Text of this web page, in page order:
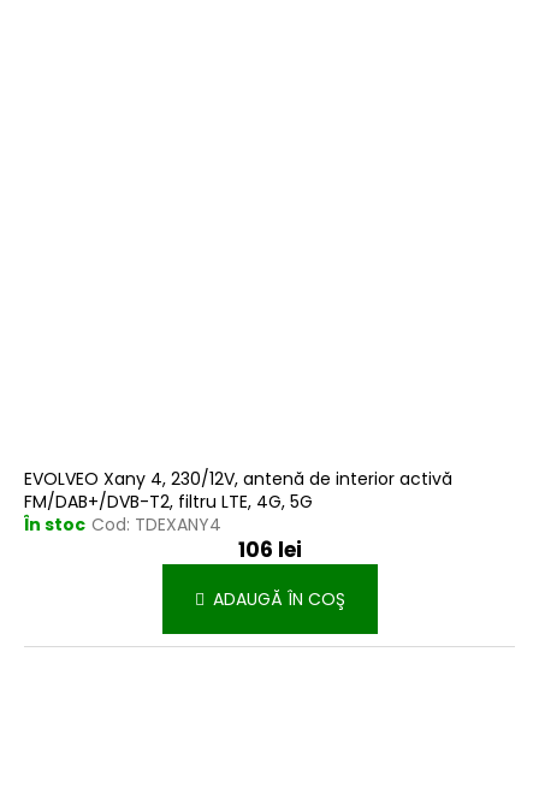
EVOLVEO Xany 4, 230/12V, antenă de interior activă
FM/DAB+/DVB-T2, filtru LTE, 4G, 5G
În stoc Cod: TDEXANY4
106 lei
ADAUGĂ ÎN COŞ